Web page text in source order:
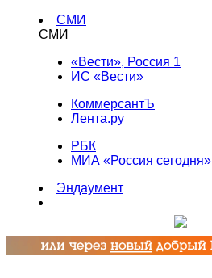
СМИ
СМИ
«Вести», Россия 1
ИС «Вести»
КоммерсантЪ
Лента.ру
РБК
МИА «Россия сегодня»
Эндаумент